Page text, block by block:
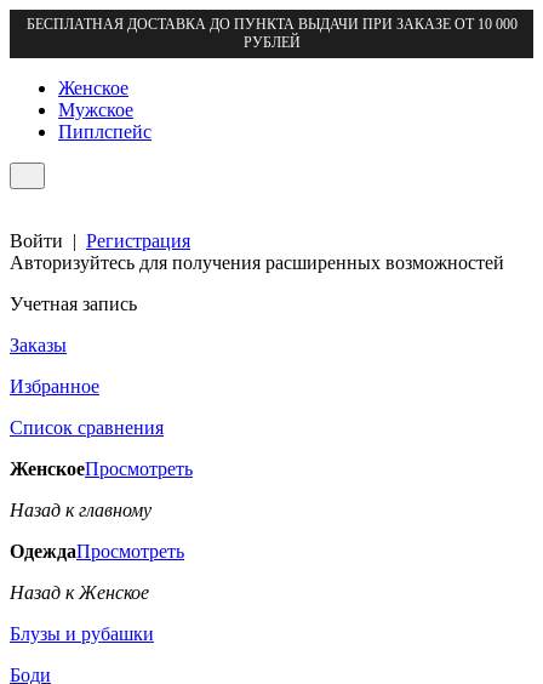
БЕСПЛАТНАЯ ДОСТАВКА ДО ПУНКТА ВЫДАЧИ ПРИ ЗАКАЗЕ ОТ 10 000
РУБЛЕЙ
Женское
Мужское
Пиплспейс
Войти | Регистрация
Авторизуйтесь для получения расширенных возможностей
Учетная запись
Заказы
Избранное
Список сравнения
ЖенскоеПросмотреть
Назад к главному
ОдеждаПросмотреть
Назад к Женское
Блузы и рубашки
Боди